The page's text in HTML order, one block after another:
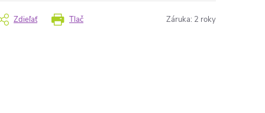
Tlač
Zdieľať Záruka: 2 roky